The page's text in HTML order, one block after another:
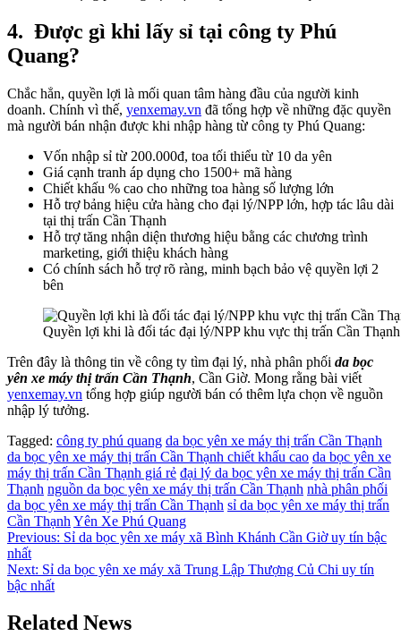
4. Được gì khi lấy sỉ tại công ty Phú
Quang?
Chắc hẳn, quyền lợi là mối quan tâm hàng đầu của người kinh
doanh. Chính vì thế, yenxemay.vn đã tổng hợp về những đặc quyền
mà người bán nhận được khi nhập hàng từ công ty Phú Quang:
Vốn nhập sỉ từ 200.000đ, toa tối thiểu từ 10 da yên
Giá cạnh tranh áp dụng cho 1500+ mã hàng
Chiết khấu % cao cho những toa hàng số lượng lớn
Hỗ trợ bảng hiệu cửa hàng cho đại lý/NPP lớn, hợp tác lâu dài
tại thị trấn Cần Thạnh
Hỗ trợ tăng nhận diện thương hiệu bằng các chương trình
marketing, giới thiệu khách hàng
Có chính sách hỗ trợ rõ ràng, minh bạch bảo vệ quyền lợi 2
bên
Quyền lợi khi là đối tác đại lý/NPP khu vực thị trấn Cần
Trên đây là thông tin về công ty tìm đại lý, nhà phân phối da bọc
yên xe máy thị trấn Cần Thạnh, Cần Giờ. Mong rằng bài viết
yenxemay.vn tổng hợp giúp người bán có thêm lựa chọn về nguồn
nhập lý tưởng.
Tagged: công ty phú quang da bọc yên xe máy thị trấn Cần Thạnh
da bọc yên xe máy thị trấn Cần Thạnh chiết khấu cao da bọc yên xe
máy thị trấn Cần Thạnh giá rẻ đại lý da bọc yên xe máy thị trấn Cần
Thạnh nguồn da bọc yên xe máy thị trấn Cần Thạnh nhà phân phối
da bọc yên xe máy thị trấn Cần Thạnh sỉ da bọc yên xe máy thị trấn
Cần Thạnh Yên Xe Phú Quang
Điều
hướng
bài
viết
Previous: Sỉ da bọc yên xe máy xã Bình Khánh Cần Giờ uy tín bậc
nhất
Next: Sỉ da bọc yên xe máy xã Trung Lập Thượng Củ Chi uy tín
bậc nhất
Related News